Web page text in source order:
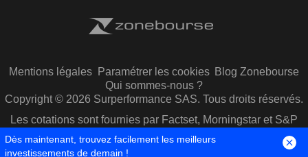
Mentions légales Paramétrer les cookies Blog Zonebourse
Qui sommes-nous ?
Copyright © 2026 Surperformance SAS. Tous droits réservés.
Les cotations sont fournies par Factset, Morningstar et S&P
Capital IQ
Dès maintenant, trouvez facilement les meilleurs
investissements de demain !